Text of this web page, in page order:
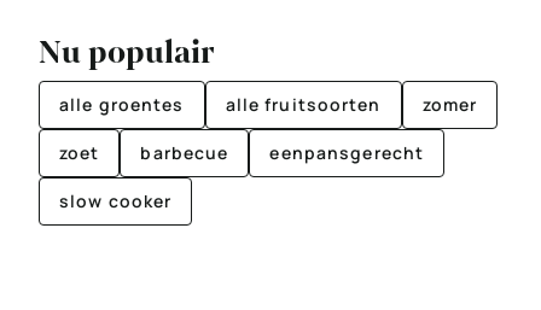
Nu populair
alle groentes alle fruitsoorten zomer
zoet barbecue eenpansgerecht
slow cooker